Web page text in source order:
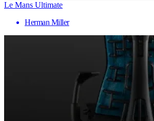
Le Mans Ultimate
Herman Miller